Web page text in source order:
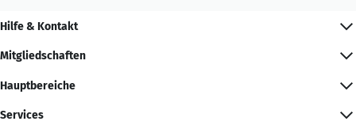
Hilfe & Kontakt
Mitgliedschaften
Hauptbereiche
Services